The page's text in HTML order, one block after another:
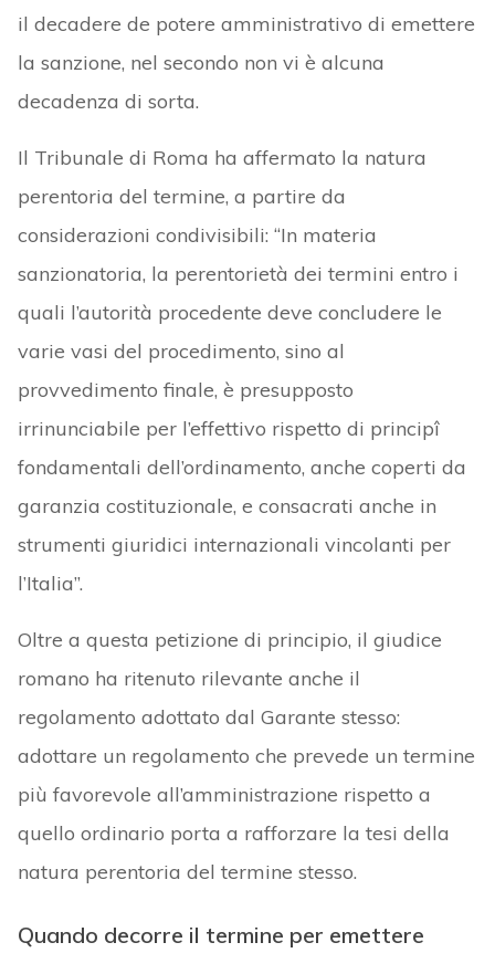
il decadere de potere amministrativo di emettere
la sanzione, nel secondo non vi è alcuna
decadenza di sorta.
Il Tribunale di Roma ha affermato la natura
perentoria del termine, a partire da
considerazioni condivisibili: “In materia
sanzionatoria, la perentorietà dei termini entro i
quali l’autorità procedente deve concludere le
varie vasi del procedimento, sino al
provvedimento finale, è presupposto
irrinunciabile per l’effettivo rispetto di principî
fondamentali dell’ordinamento, anche coperti da
garanzia costituzionale, e consacrati anche in
strumenti giuridici internazionali vincolanti per
l’Italia”.
Oltre a questa petizione di principio, il giudice
romano ha ritenuto rilevante anche il
regolamento adottato dal Garante stesso:
adottare un regolamento che prevede un termine
più favorevole all’amministrazione rispetto a
quello ordinario porta a rafforzare la tesi della
natura perentoria del termine stesso.
Quando decorre il termine per emettere